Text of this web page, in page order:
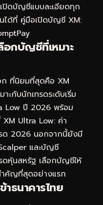
ปิดบัญชีแบบละเอียดทุก
ได้ที่ คู่มือเปิดบัญชี XM:
กบัญชีที่เหมาะ
ก ที่นิยมที่สุดคือ XM
ะกับนักเทรดระดับเริ่ม
Low ปี 2026 พร้อม
XM Ultra Low: ค่า
ด 2026 นอกจากนี้ยังมี
และบัญชี
ดหุ้นสหรัฐ เลือกบัญชีให้
ำคัญที่สุดอย่างแรก
าธนาคารไทย